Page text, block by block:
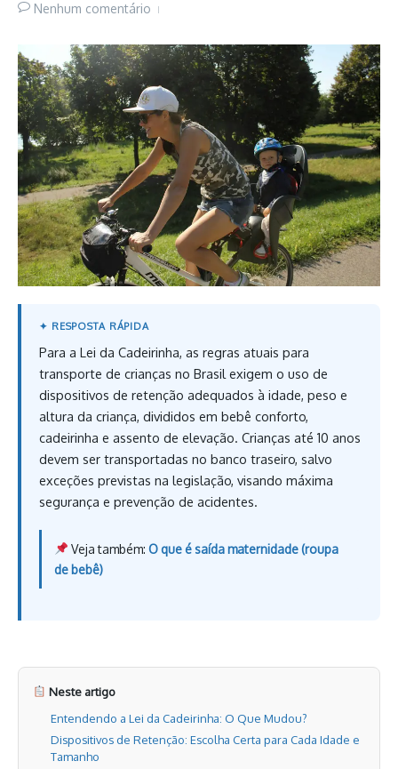
Nenhum comentário
Para a Lei da Cadeirinha, as regras atuais para
transporte de crianças no Brasil exigem o uso de
dispositivos de retenção adequados à idade, peso e
altura da criança, divididos em bebê conforto,
cadeirinha e assento de elevação. Crianças até 10 anos
devem ser transportadas no banco traseiro, salvo
exceções previstas na legislação, visando máxima
segurança e prevenção de acidentes.
Veja também: O que é saída maternidade (roupa
de bebê)
Neste artigo
Entendendo a Lei da Cadeirinha: O Que Mudou?
Dispositivos de Retenção: Escolha Certa para Cada Idade e
Tamanho